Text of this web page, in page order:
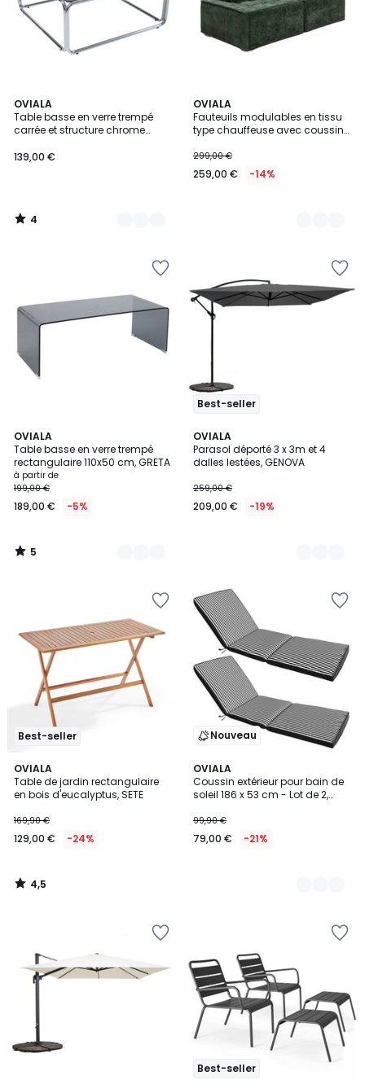
OVIALA
Table basse en verre trempé
carrée et structure chrome
139,00 €
4
/
5
3
Couleurs
4
/
OVIALA
Fauteuils modulables en tissu
type chauffeuse avec coussins
299,00 €
259,00 € -14%
4
Couleurs
OVIALA
Table basse en verre trempé
rectangulaire 110x50 cm, GRETA
à partir de
199,00 €
189,00 € -5%
5
/
5
3
Couleurs
5
/
Best-seller
OVIALA
Parasol déporté 3 x 3m et 4
dalles lestées, GENOVA
259,00 €
209,00 € -19%
2
Couleurs
Best-seller
OVIALA
Table de jardin rectangulaire
en bois d'eucalyptus, SETE
169,90 €
129,00 € -24%
4,5
/ 5
4,5
/
Nouveau
OVIALA
Coussin extérieur pour bain de
soleil 186 x 53 cm - Lot de 2,
99,90 €
79,00 € -21%
3
Couleurs
Best-seller